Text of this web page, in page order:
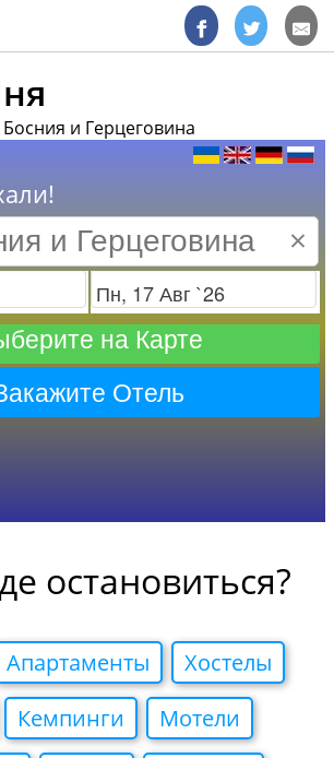
и Герцеговина
×
Отъезд
на Карте
Отель
остановиться?
Апартаменты
Хостелы
Кемпинги
Мотели